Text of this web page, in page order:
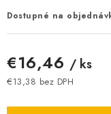
ÚLOŽNÝ MATERIÁL
DOMÁCNOSŤ
Dostupné na
€16,46 / ks
€13,38 bez DPH